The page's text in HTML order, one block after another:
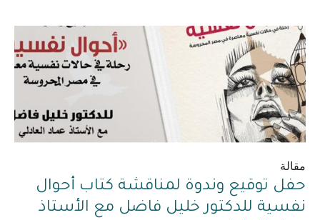
مقالة
حفل توقيع وندوة لمناقشة كتاب أحوال
نفسية للدكتور خليل فاضل مع الأستاذ